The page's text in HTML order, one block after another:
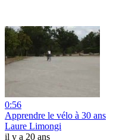
0:56
Apprendre le vélo à 30 ans
Laure Limongi
il y a 20 ans